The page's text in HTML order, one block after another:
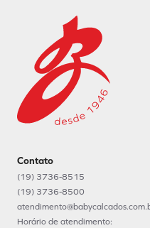
Contato
(19) 3736-8515
(19) 3736-8500
Horário de atendimento: